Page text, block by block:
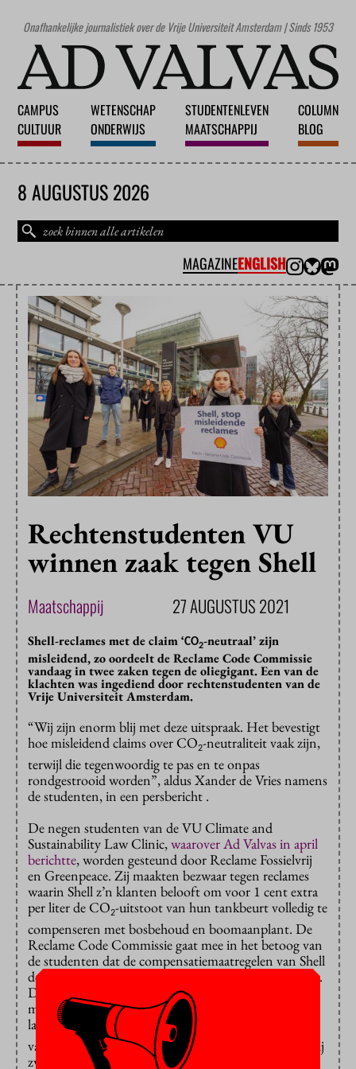
Onafhankelijke journalistiek over de Vrije Universiteit Amsterdam | Sinds 1953
CAMPUS
CULTUUR
WETENSCHAP
ONDERWIJS
STUDENTENLEVEN
MAATSCHAPPIJ
COLUMN
BLOG
8 AUGUSTUS 2026
MAGAZINEENGLISH
Rechtenstudenten VU
winnen zaak tegen Shell
Maatschappij 27 AUGUSTUS 2021
Shell-reclames met de claim ‘CO2-neutraal’ zijn
misleidend, zo oordeelt de Reclame Code Commissie
vandaag in twee zaken tegen de oliegigant. Een van de
klachten was ingediend door rechtenstudenten van de
Vrije Universiteit Amsterdam.
“Wij zijn enorm blij met deze uitspraak. Het bevestigt
hoe misleidend claims over CO2-neutraliteit vaak zijn,
terwijl die tegenwoordig te pas en te onpas
rondgestrooid worden”, aldus Xander de Vries namens
de studenten, in een persbericht .
De negen studenten van de VU Climate and
Sustainability Law Clinic,waarover Ad Valvas in april
berichtte, worden gesteund door Reclame Fossielvrij
en Greenpeace. Zij maakten bezwaar tegen reclames
waarin Shell z’n klanten belooft om voor 1 cent extra
per liter de CO2-uitstoot van hun tankbeurt volledig te
compenseren met bosbehoud en boomaanplant. De
Reclame Code Commissie gaat mee in het betoog van
de studenten dat de compensatiemaatregelen van Shell
de milieuschade van koolstofdioxide nooit tenietdoen.
De klimaatschade staat immers vast, terwijl de
multinational nooit kan garanderen hoeveel en hoe
lang bosbehoud en geplante bomen CO
vasthouden. De Reclame Code Commissie laat daarbij
zwaar meewegen dat Shell een absolute milieuclaim